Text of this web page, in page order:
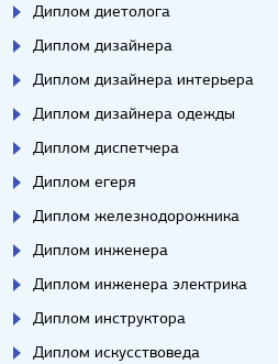
Диплом диетолога
Диплом дизайнера
Диплом дизайнера интерьера
Диплом дизайнера одежды
Диплом диспетчера
Диплом егеря
Диплом железнодорожника
Диплом инженера
Диплом инженера электрика
Диплом инструктора
Диплом искусствоведа